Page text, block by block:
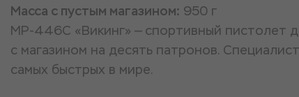
Масса с пустым магазином: 950 г
MP-446С «Викинг» — спортивный пистолет
с магазином на десять патронов.
самых быстрых в мире.